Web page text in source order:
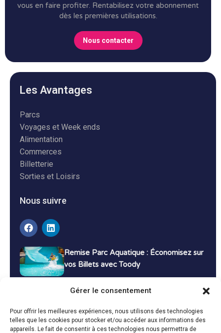
Gérer le consentement
Pour offrir les meilleures expériences, nous utilisons des technologies
telles que les cookies pour stocker et/ou accéder aux informations des
appareils. Le fait de consentir à ces technologies nous permettra de
vous en faire profiter. Rentabilisez votre abonnement
dès les premières utilisations.
Nous contacter
Les Avantages
Parcs
Voyages et Week ends
Alimentation
Commerces
Billetterie
Sorties et Loisirs
Nous suivre
Remise Parc Aquatique : Économisez sur
vos Billets avec Toody
Bons Plans Voyage : Économisez sur vos
Vacances avec Toody